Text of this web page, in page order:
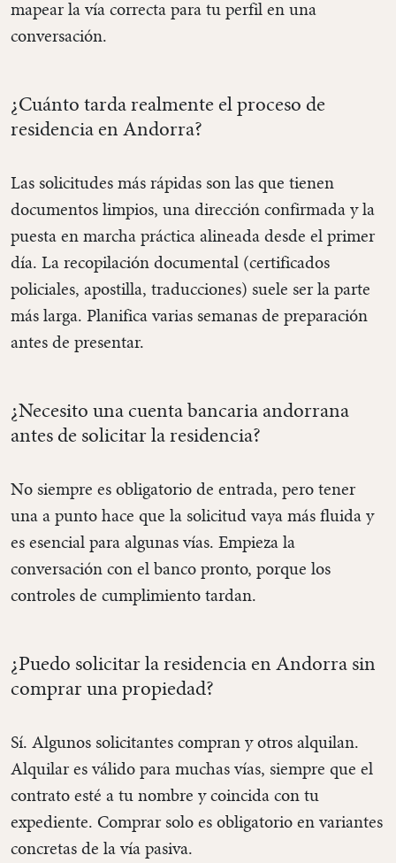
mapear la vía correcta para tu perfil en una
conversación.
¿Cuánto tarda realmente el proceso de
residencia en Andorra?
Las solicitudes más rápidas son las que tienen
documentos limpios, una dirección confirmada y la
puesta en marcha práctica alineada desde el primer
día. La recopilación documental (certificados
policiales, apostilla, traducciones) suele ser la parte
más larga. Planifica varias semanas de preparación
antes de presentar.
¿Necesito una cuenta bancaria andorrana
antes de solicitar la residencia?
No siempre es obligatorio de entrada, pero tener
una a punto hace que la solicitud vaya más fluida y
es esencial para algunas vías. Empieza la
conversación con el banco pronto, porque los
controles de cumplimiento tardan.
¿Puedo solicitar la residencia en Andorra sin
comprar una propiedad?
Sí. Algunos solicitantes compran y otros alquilan.
Alquilar es válido para muchas vías, siempre que el
contrato esté a tu nombre y coincida con tu
expediente. Comprar solo es obligatorio en variantes
concretas de la vía pasiva.